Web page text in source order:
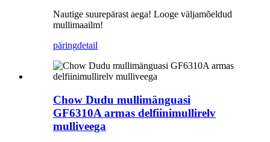
Nautige suurepärast aega! Looge väljamõeldud
mullimaailm!
päringdetail
Chow Dudu mullimänguasi
GF6310A armas delfiinimullirelv
mulliveega